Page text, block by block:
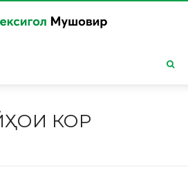
КОР